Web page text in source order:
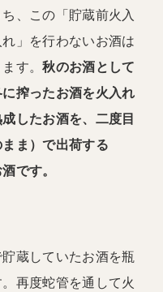
、この「貯蔵前火入
」を行わないお酒は
ます。秋のお酒として
搾ったお酒を火入れ
したお酒を、二度目
ま）で出荷する
です。
貯蔵していたお酒を瓶
再度蛇管を通して火